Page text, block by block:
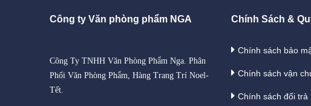
Công ty Văn phòng phẩm NGA
Công Ty TNHH Văn Phòng Phẩm Nga. Phân
Phối Văn Phòng Phẩm, Hàng Trang Trí Noel-
Tết.
Chính Sách &
Chính sách bảo
Chính sách vận
Chính sách đổi trả